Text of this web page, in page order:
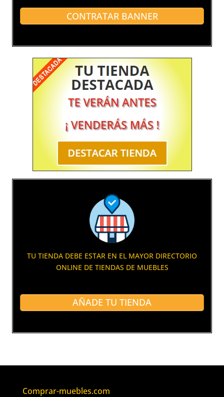
CONTRATAR BANNER
TU TIENDA DEBE ESTAR EN EL MAYOR DIRECTORIO
ONLINE DE TIENDAS DE MUEBLES
AÑADE TU TIENDA
Comprar-muebles.com